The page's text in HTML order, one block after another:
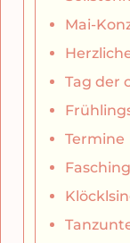
Mai-
Tag der
Termine